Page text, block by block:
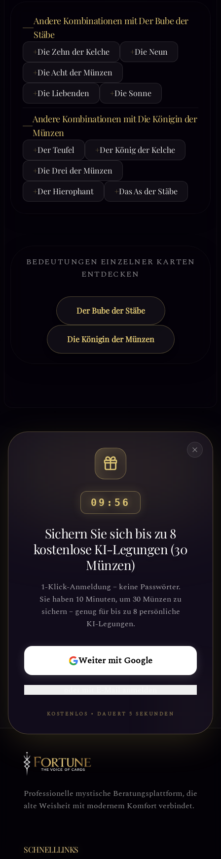
Andere Kombinationen mit Der Bube der
Stäbe
+Die Zehn der Kelche +Die Neun
+Die Acht der Münzen
+Die Liebenden +Die Sonne
Andere Kombinationen mit Die Königin der
Münzen
+Der Teufel +Der König der Kelche
+Die Drei der Münzen
+Der Hierophant +Das As der Stäbe
BEDEUTUNGEN EINZELNER KARTEN
ENTDECKEN
Der Bube der Stäbe
Die Königin der Münzen
09:53
Sichern Sie sich bis zu 8
kostenlose KI-Legungen (30
Münzen)
1-Klick-Anmeldung – keine Passwörter.
Sie haben 10 Minuten, um 30 Münzen zu
sichern – genug für bis zu 8 persönliche
KI-Legungen.
Weiter mit Google
KOSTENLOS • DAUERT 5 SEKUNDEN
Bereit, deinen Weg zu
entdecken?
Schließe dich Tausenden von
Suchenden an, die Klarheit und
Führung durch unsere Plattform
gefunden haben. Deine kosmische Reise
wartet.
REISE
BEGINNEN
Professionelle mystische Beratungsplattform, die
alte Weisheit mit modernem Komfort verbindet.
SCHNELLLINKS